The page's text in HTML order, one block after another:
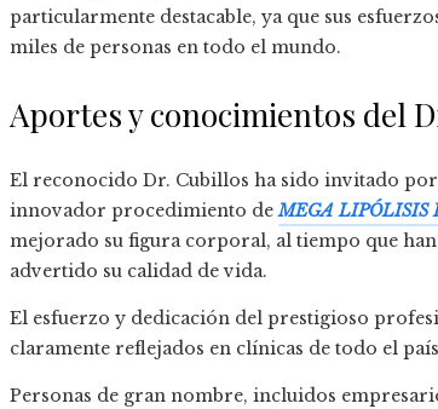
particularmente destacable, ya que sus
miles de personas en todo el mundo.
Aportes y conocimientos del
El reconocido Dr. Cubillos ha sido invitado
innovador procedimiento deMEGA LIPÓLISIS
mejorado su figura corporal, al tiempo que
advertido su calidad de vida.
El esfuerzo y dedicación del prestigioso
claramente reflejados en clínicas de todo el
Personas de gran nombre, incluidos